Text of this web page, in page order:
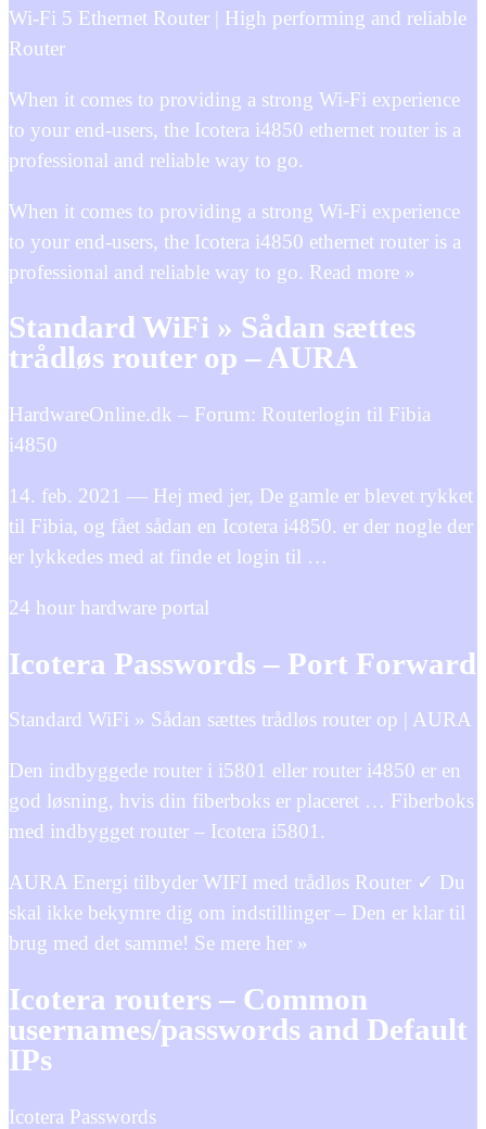
Wi-Fi 5 Ethernet Router | High performing and reliable
Router
When it comes to providing a strong Wi-Fi experience
to your end-users, the Icotera i4850 ethernet router is a
professional and reliable way to go.
When it comes to providing a strong Wi-Fi experience
to your end-users, the Icotera i4850 ethernet router is a
professional and reliable way to go. Read more »
Standard WiFi » Sådan sættes
trådløs router op – AURA
HardwareOnline.dk – Forum: Routerlogin til Fibia
i4850
14. feb. 2021 — Hej med jer, De gamle er blevet rykket
til Fibia, og fået sådan en Icotera i4850. er der nogle der
er lykkedes med at finde et login til …
24 hour hardware portal
Icotera Passwords – Port Forward
Standard WiFi » Sådan sættes trådløs router op | AURA
Den indbyggede router i i5801 eller router i4850 er en
god løsning, hvis din fiberboks er placeret … Fiberboks
med indbygget router – Icotera i5801.
AURA Energi tilbyder WIFI med trådløs Router ✓ Du
skal ikke bekymre dig om indstillinger – Den er klar til
brug med det samme! Se mere her »
Icotera routers – Common
usernames/passwords and Default
IPs
Icotera Passwords